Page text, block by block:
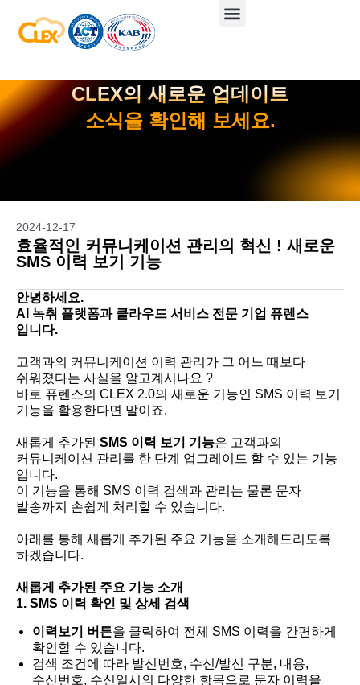
CLEX의 새로운 업데이트
소식을 확인해 보세요.
2024-12-17
효율적인 커뮤니케이션 관리의 혁신 ! 새로운
SMS 이력 보기 기능
안녕하세요.
AI 녹취 플랫폼과 클라우드 서비스 전문 기업 퓨렌스
입니다.
고객과의 커뮤니케이션 이력 관리가 그 어느 때보다
쉬워졌다는 사실을 알고계시나요 ?
바로 퓨렌스의 CLEX 2.0의 새로운 기능인 SMS 이력 보기
기능을 활용한다면 말이죠.
새롭게 추가된 SMS 이력 보기 기능은 고객과의
커뮤니케이션 관리를 한 단계 업그레이드 할 수 있는 기능
입니다.
이 기능을 통해 SMS 이력 검색과 관리는 물론 문자
발송까지 손쉽게 처리할 수 있습니다.
아래를 통해 새롭게 추가된 주요 기능을 소개해드리도록
하겠습니다.
새롭게 추가된 주요 기능 소개
1. SMS 이력 확인 및 상세 검색
이력보기 버튼을 클릭하여 전체 SMS 이력을 간편하게
확인할 수 있습니다.
검색 조건에 따라 발신번호, 수신/발신 구분, 내용,
수신번호, 수신일시의 다양한 항목으로 문자 이력을